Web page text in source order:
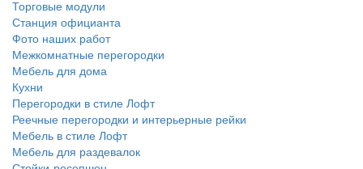
Торговые модули
Станция официанта
Фото наших работ
Межкомнатные перегородки
Мебель для дома
Кухни
Перегородки в стиле Лофт
Реечные перегородки и интерьерные рейки
Мебель в стиле Лофт
Мебель для раздевалок